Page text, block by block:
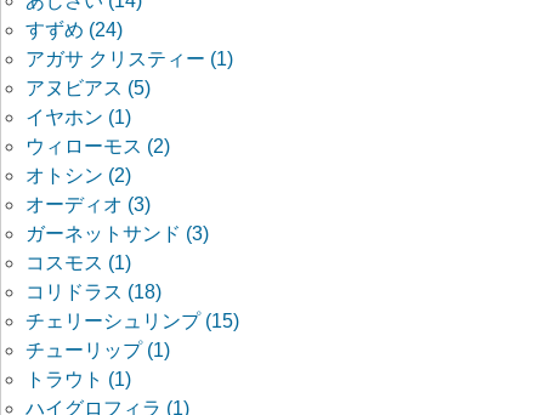
すずめ (24)
アガサ クリスティー (1)
アヌビアス (5)
イヤホン (1)
ウィローモス (2)
オトシン (2)
オーディオ (3)
ガーネットサンド (3)
コスモス (1)
コリドラス (18)
チェリーシュリンプ (15)
チューリップ (1)
トラウト (1)
ハイグロフィラ (1)